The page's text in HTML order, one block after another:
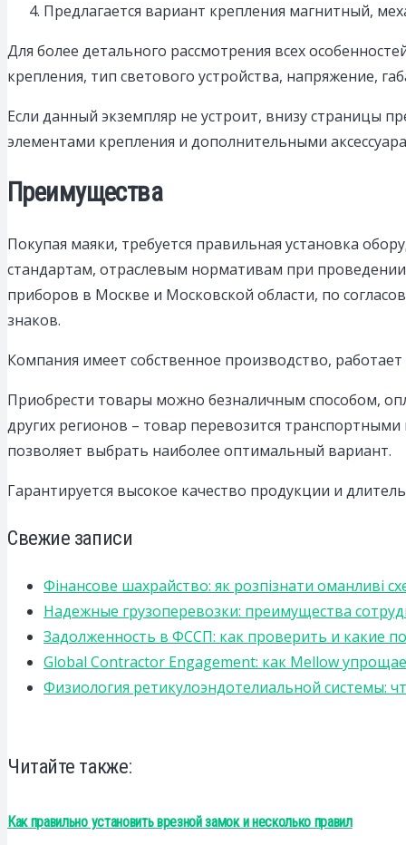
Предлагается вариант крепления магнитный,
Для более детального рассмотрения всех
крепления, тип светового устройства, напряжение,
Если данный экземпляр не устроит, внизу страницы
элементами крепления и дополнительными
Преимущества
Покупая маяки, требуется правильная установка
стандартам, отраслевым нормативам при
приборов в Москве и Московской области, по
знаков.
Компания имеет собственное производство,
Приобрести товары можно безналичным способом,
других регионов – товар перевозится
позволяет выбрать наиболее оптимальный вариант.
Гарантируется высокое качество продукции и
Свежие записи
Фінансове шахрайство: як розпізнати оманливі
Надежные грузоперевозки: преимущества
Задолженность в ФССП: как проверить и какие
Global Contractor Engagement: как Mellow
Физиология ретикулоэндотелиальной системы:
Читайте также:
Как правильно установить врезной замок и несколько правил